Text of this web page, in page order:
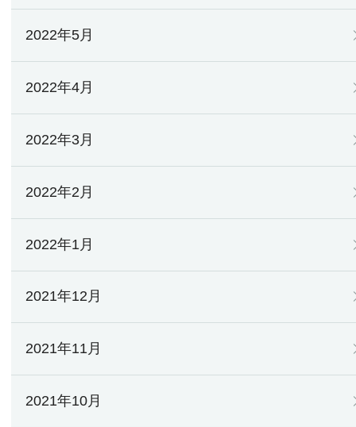
2022年5月
2022年4月
2022年3月
2022年2月
2022年1月
2021年12月
2021年11月
2021年10月